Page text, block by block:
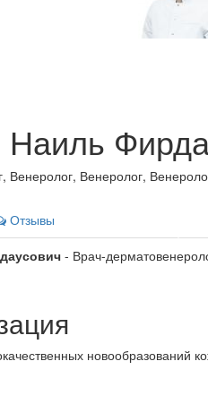
Венеролог, Венеролог,
Отзывы
- Врач-
новообразований